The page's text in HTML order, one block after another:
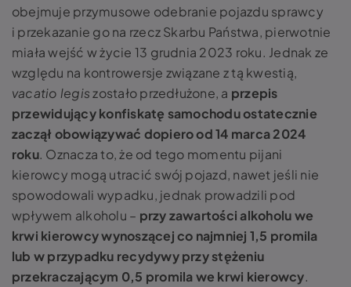
obejmuje przymusowe odebranie pojazdu sprawcy
i przekazanie go na rzecz Skarbu Państwa, pierwotnie
miała wejść w życie 13 grudnia 2023 roku. Jednak ze
względu na kontrowersje związane z tą kwestią,
vacatio legiszostało przedłużone, a przepis
przewidujący konfiskatę samochodu ostatecznie
zaczął obowiązywać dopiero od 14 marca 2024
roku. Oznacza to, że od tego momentu pijani
kierowcy mogą utracić swój pojazd, nawet jeśli nie
spowodowali wypadku, jednak prowadzili pod
wpływem alkoholu – przy zawartości alkoholu we
krwi kierowcy wynoszącej co najmniej 1,5 promila
lub w przypadku recydywy przy stężeniu
przekraczającym 0,5 promila we krwi kierowcy.